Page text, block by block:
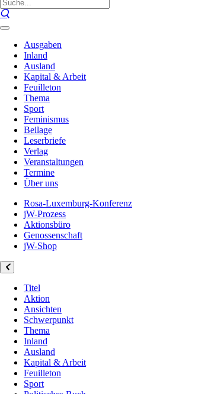
Ausgaben
Inland
Ausland
Kapital & Arbeit
Feuilleton
Thema
Sport
Feminismus
Beilage
Leserbriefe
Verlag
Veranstaltungen
Termine
Über uns
Rosa-Luxemburg-Konferenz
jW-Prozess
Aktionsbüro
Genossenschaft
jW-Shop
Titel
Aktion
Ansichten
Schwerpunkt
Thema
Inland
Ausland
Kapital & Arbeit
Feuilleton
Sport